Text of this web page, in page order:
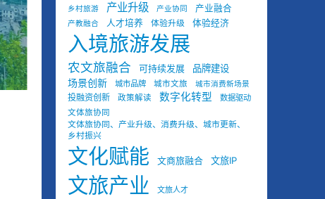
乡村旅游 产业升级 产业协同 产业融合
产教融合 人才培养 体验升级 体验经济
入境旅游发展
农文旅融合 可持续发展 品牌建设
场景创新 城市品牌 城市文旅 城市消费新场景
投融资创新 政策解读 数字化转型
数据驱动
文体旅协同
文体旅协同、产业升级、消费升级、城市更新、
乡村振兴
文化赋能 文商旅融合 文旅IP
文旅产业 文旅人才